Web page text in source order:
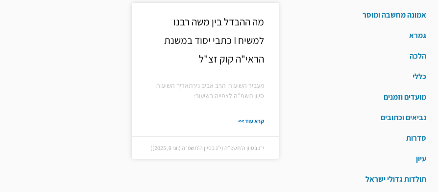
אמונה מחשבה ומוסר
גמרא
הלכה
כללי
מועדים וזמנים
נביאים וכתובים
סדרות
עיון
תולדות גדולי ישראל
מה ההבדל בין משה רבנו
למשיח I כתבי יסוד במשנת
הראי"ה קוק זצ"ל
מעביר השיעור: הרב אביב נירתאריך השיעור:
סיוון תשפ"ה לצפייה בשיעור:
קרא עוד >>
י״ג בסיון ה׳תשפ״ה (י״ג בסיון ה׳תשפ״ה (יוני 9, 2025))